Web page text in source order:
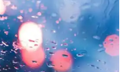
veganismo não é a resposta